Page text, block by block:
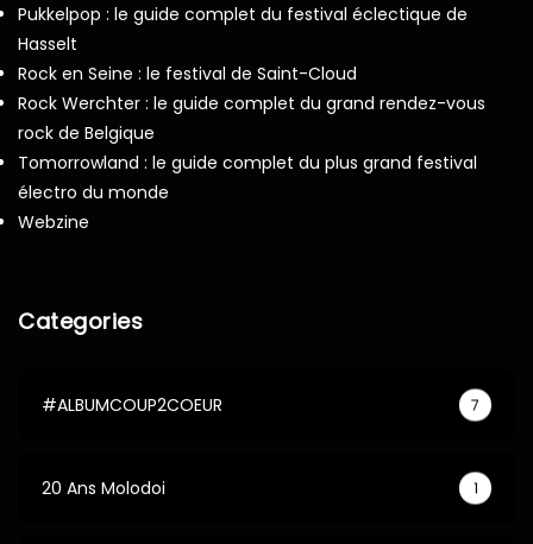
Pukkelpop : le guide complet du festival éclectique de
Hasselt
Rock en Seine : le festival de Saint-Cloud
Rock Werchter : le guide complet du grand rendez-vous
rock de Belgique
Tomorrowland : le guide complet du plus grand festival
électro du monde
Webzine
Categories
#ALBUMCOUP2COEUR 7
20 Ans Molodoi 1